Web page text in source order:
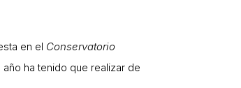
en el Conservatorio
ha tenido que realizar de